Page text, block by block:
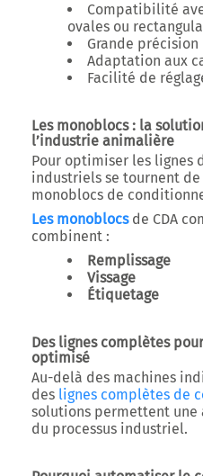
Compatibilité
ovales ou
Grande précision
Adaptation aux
Facilité de
Les monoblocs : la
l’industrie animalière
Pour optimiser les lignes
industriels se tournent
monoblocs de
Les monoblocsde CDA
combinent :
Remplissage
Vissage
Étiquetage
Des lignes complètes
optimisé
Au-delà des machines
des lignes complètes de
solutions permettent
du processus industriel.